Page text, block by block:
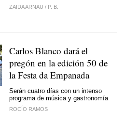
ZAIDA ARNAU / P. B.
Carlos Blanco dará el
pregón en la edición 50 de
la Festa da Empanada
Serán cuatro días con un intenso
programa de música y gastronomía
ROCÍO RAMOS